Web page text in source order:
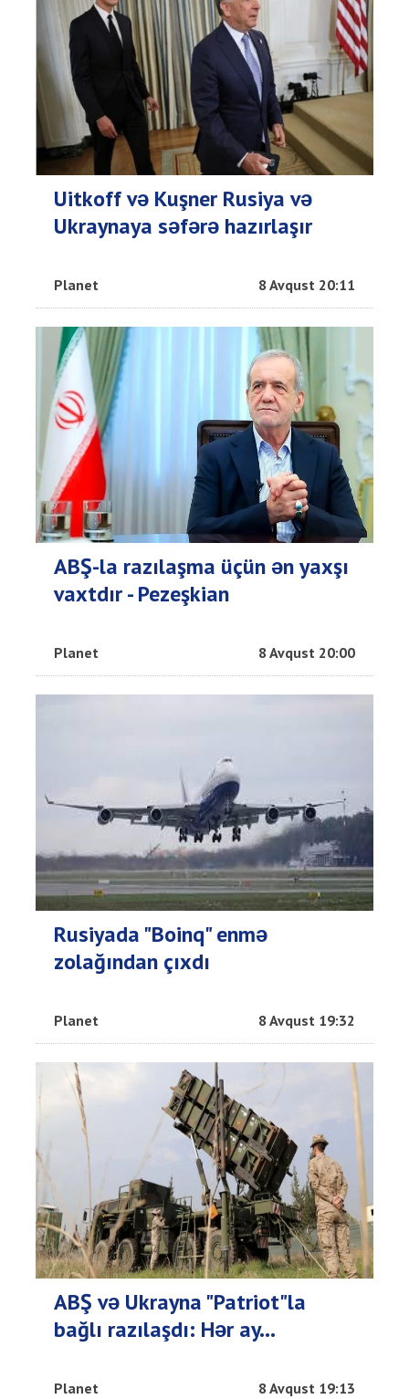
Uitkoff və Kuşner Rusiya və
Ukraynaya səfərə hazırlaşır
Planet 8 Avqust 20:11
ABŞ-la razılaşma üçün ən yaxşı
vaxtdır - Pezeşkian
Planet 8 Avqust 20:00
Rusiyada "Boinq" enmə
zolağından çıxdı
Planet 8 Avqust 19:32
ABŞ və Ukrayna "Patriot"la
bağlı razılaşdı: Hər ay...
Planet 8 Avqust 19:13